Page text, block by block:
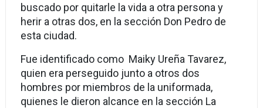
buscado por quitarle la vida a otra persona y
herir a otras dos, en la sección Don Pedro de
esta ciudad.
Fue identificado como Maiky Ureña Tavarez,
quien era perseguido junto a otros dos
hombres por miembros de la uniformada,
quienes le dieron alcance en la sección La